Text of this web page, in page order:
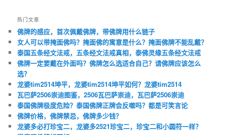
热门文章
佛牌的感应，首次佩戴佛牌，带佛牌用什么链子
女人可以带掩面佛吗？掩面佛的寓意是什么？掩面佛牌不能乱戴？
泰国五条经文法戒，五条经文法戒真相，泰佛灵缘五条经文法戒
佛牌一定要戴在外面吗？佛牌怎么选适合自己？请佛牌应该怎么
选？
龙婆tim2514坤平，龙婆tim2514坤平如何？龙婆tim2514
瓦巴萨2506崇迪图鉴，2506瓦巴萨崇迪，瓦巴萨2506崇迪
泰国佛牌极度危险？泰国佛牌正牌会反噬吗？都是可笑言论
佛牌价格，佛牌禁忌，佛牌多少钱？
龙婆多必打珍宝二，龙婆多2521珍宝二，珍宝二和小圆符一样？